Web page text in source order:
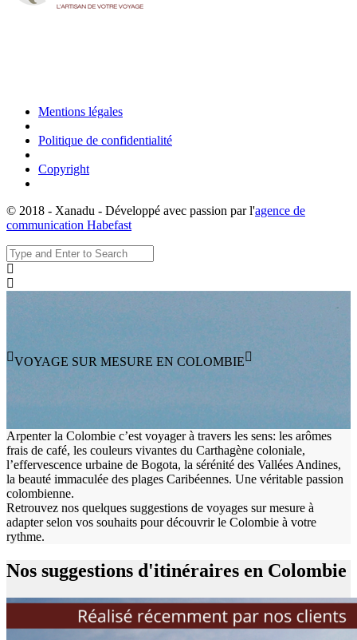
Mentions légales
Politique de confidentialité
Copyright
© 2018 - Xanadu - Développé avec passion par l'agence de
communication Habefast
VOYAGE SUR MESURE EN COLOMBIE
Arpenter la Colombie c’est voyager à travers les sens: les arômes
frais de café, les couleurs vivantes du Carthagène coloniale,
l’effervescence urbaine de Bogota, la sérénité des Vallées Andines,
la beauté immaculée des plages Caribéennes. Une véritable passion
colombienne.
Retrouvez nos quelques suggestions de voyages sur mesure à
adapter selon vos souhaits pour découvrir le Colombie à votre
rythme.
Nos suggestions d'itinéraires en Colombie